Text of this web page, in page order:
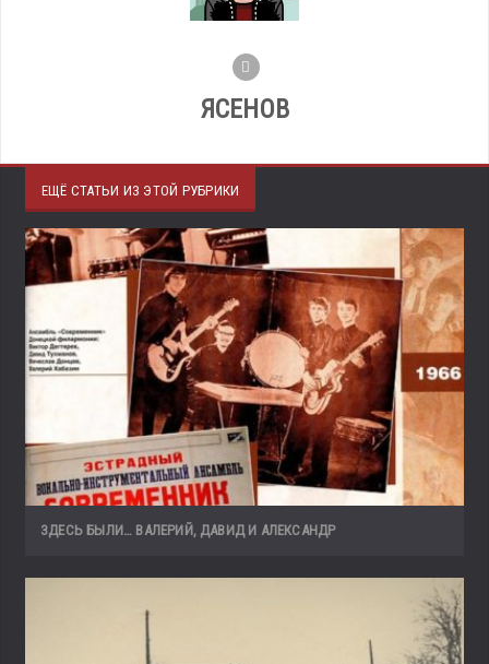
ЯСЕНОВ
ЕЩЁ СТАТЬИ ИЗ ЭТОЙ РУБРИКИ
ЗДЕСЬ БЫЛИ… ВАЛЕРИЙ, ДАВИД И АЛЕКСАНДР